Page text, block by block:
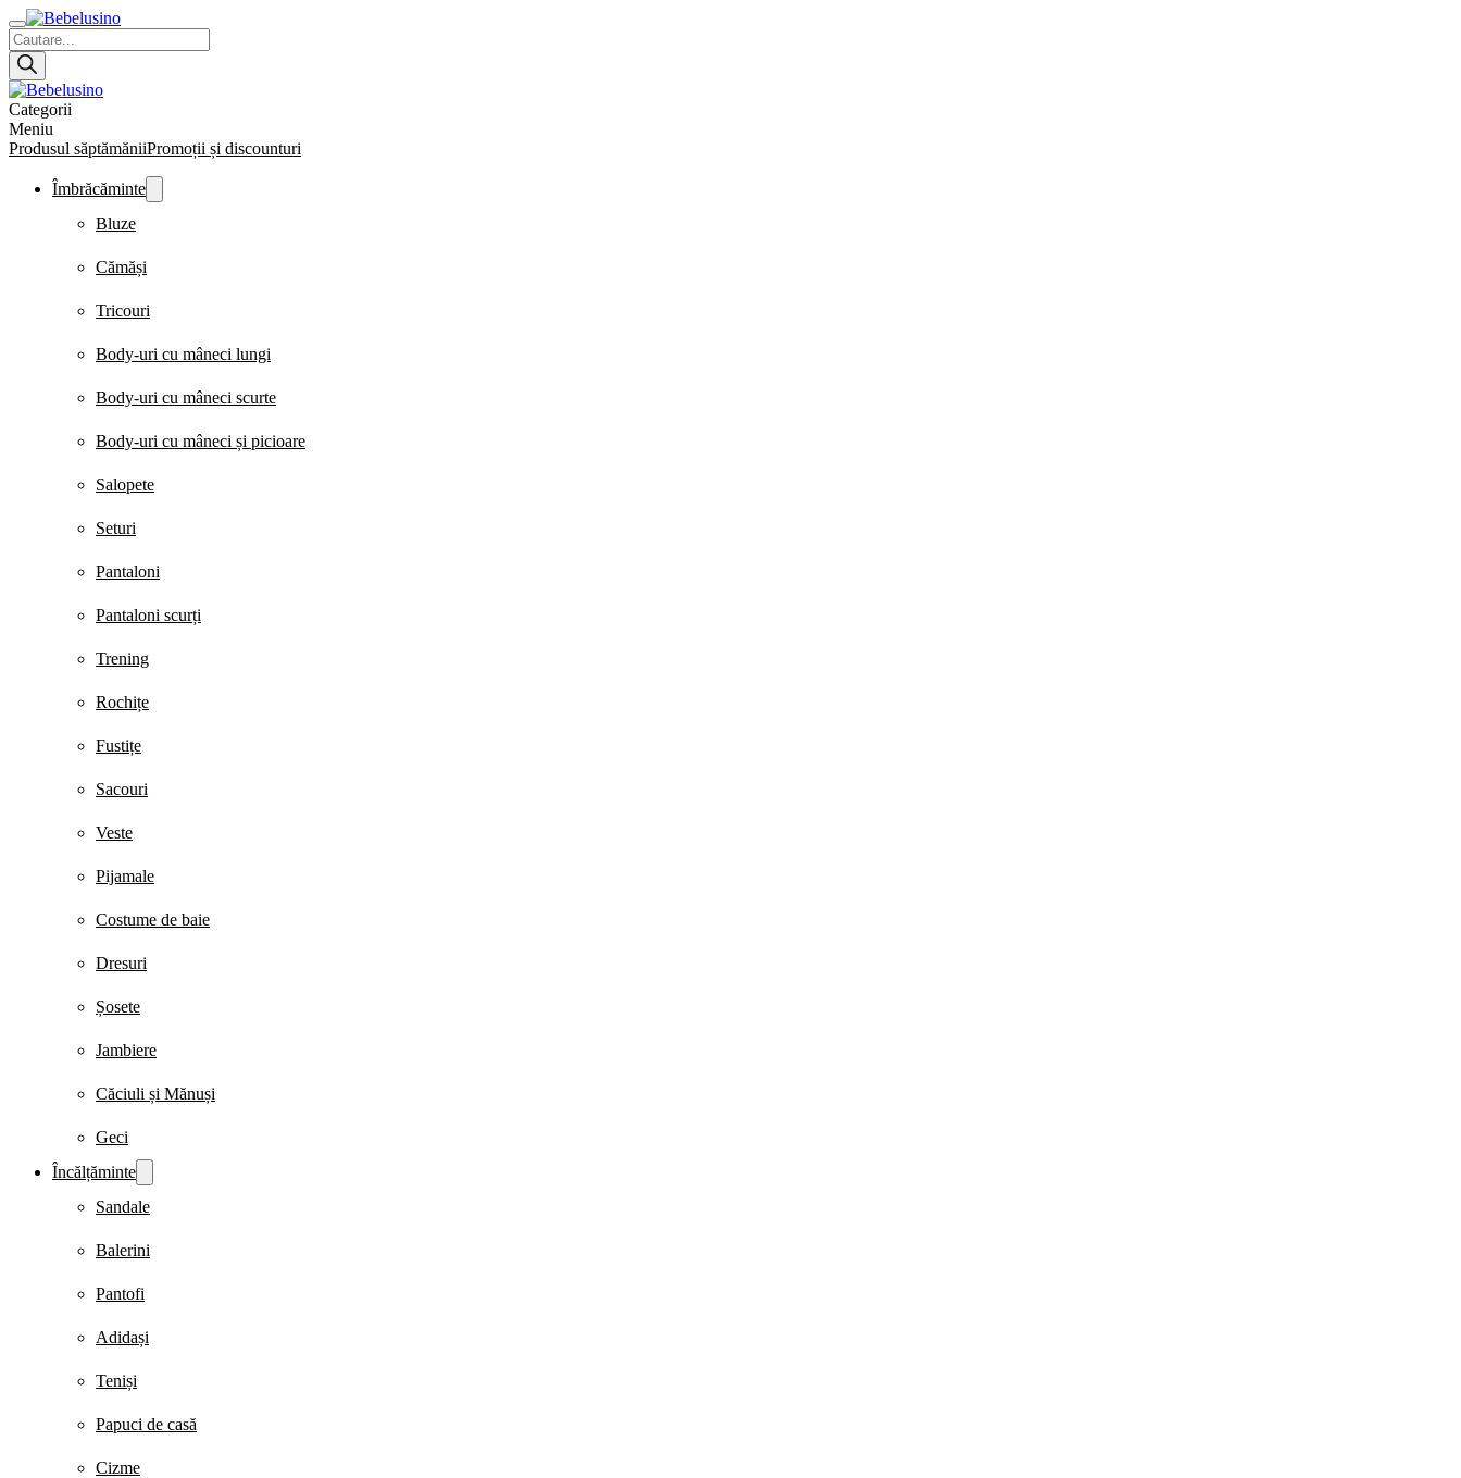
Products
search
Categorii
Meniu
Produsul săptămăniiPromoții și discounturi
Îmbrăcăminte
Bluze
Cămăși
Tricouri
Body-uri cu mâneci lungi
Body-uri cu mâneci scurte
Body-uri cu mâneci și picioare
Salopete
Seturi
Pantaloni
Pantaloni scurți
Trening
Rochițe
Fustițe
Sacouri
Veste
Pijamale
Costume de baie
Dresuri
Șosete
Jambiere
Căciuli și Mănuși
Geci
Încălțăminte
Sandale
Balerini
Pantofi
Adidași
Teniși
Papuci de casă
Cizme